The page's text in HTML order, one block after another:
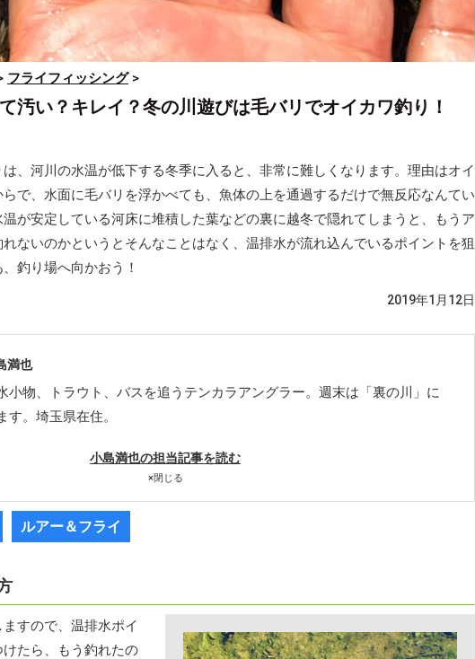
フライフィッシング>
汚い？キレイ？冬の川遊びは毛バリでオイカワ釣り！
、河川の水温が低下する冬季に入ると、非常に難しくなります。理由はオイ
で、水面に毛バリを浮かべても、魚体の上を通過するだけで無反応なんてい
が安定している河床に堆積した葉などの裏に越冬で隠れてしまうと、もうア
ないのかというとそんなことはなく、温排水が流れ込んでいるポイントを狙
釣り場へ向かおう！
2019年1月12日
満也
小物、トラウト、バスを追うテンカラアングラー。週末は「裏の川」に
す。埼玉県在住。
小島満也の担当記事を読む
×閉じる
ルアー＆フライ
すので、温排水ポイ
たら、もう釣れたの